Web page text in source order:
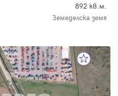
892 кв.м.
Земеделска земя